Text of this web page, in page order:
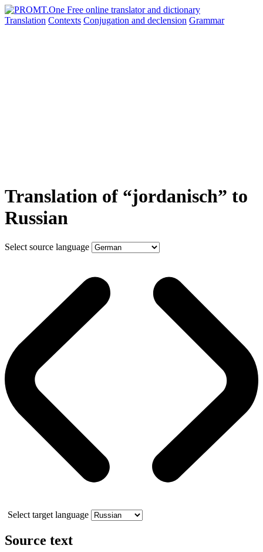
Translation Contexts Conjugation and declension Grammar
Translation of “jordanisch” to
Russian
Select source language
Select target language
Source text